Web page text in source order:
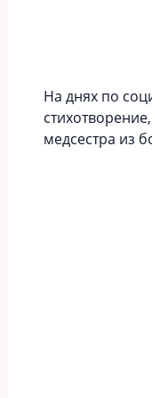
На днях по
медсестра из